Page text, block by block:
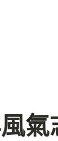
氣